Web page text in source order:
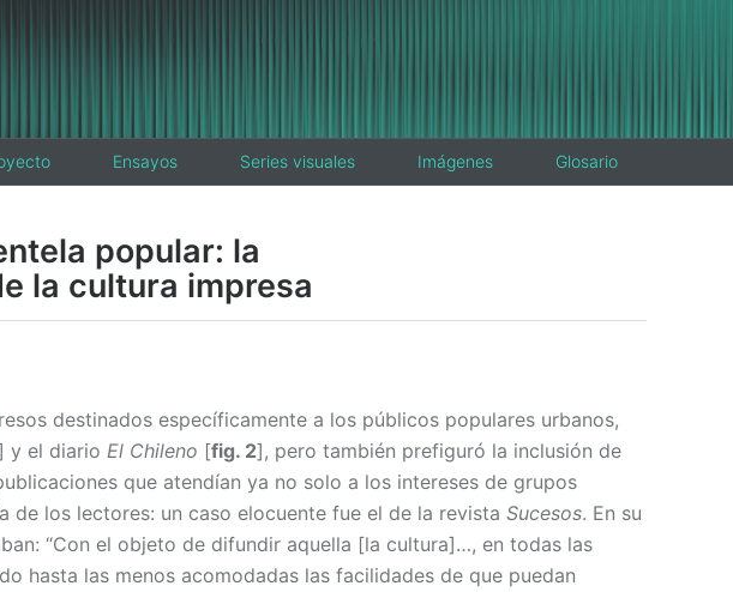
Ensayos Series visuales Imágenes Glosario
popular: la
la cultura impresa
destinados específicamente a los públicos populares urbanos,
y el diario El Chileno [fig. 2], pero también prefiguró la inclusión de
que atendían ya no solo a los intereses de grupos
de los lectores: un caso elocuente fue el de la revista Sucesos. En su
“Con el objeto de difundir aquella [la cultura]…, en todas las
hasta las menos acomodadas las facilidades de que puedan